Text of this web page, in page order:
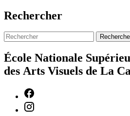
Rechercher
École Nationale
des Arts Visuels de La